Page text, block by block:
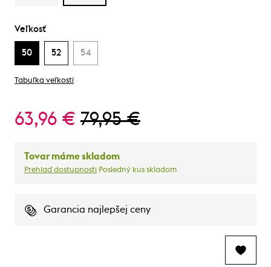
Veľkosť
50 52 54
Tabuľka veľkostí
63,96 € 79,95 €
Tovar máme skladom
Prehlaď dostupnosti Posledný kus skladom
Garancia najlepšej ceny